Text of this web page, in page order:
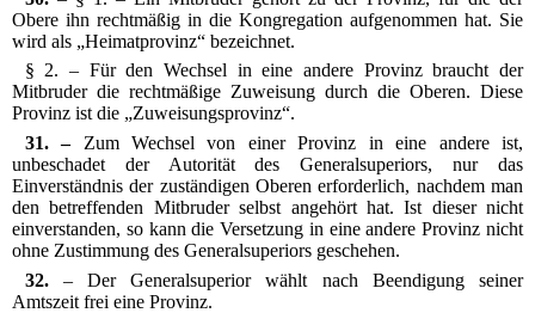
Obere ihn rechtmäßig in die Kongregation aufgenommen hat. Sie
wird als „Heimatprovinz“ bezeichnet.
§ 2. – Für den Wechsel in eine andere Provinz braucht der
Mitbruder die rechtmäßige Zuweisung durch die Oberen. Diese
Provinz ist die „Zuweisungsprovinz“.
31. – Zum Wechsel von einer Provinz in eine andere ist,
unbeschadet der Autorität des Generalsuperiors, nur das
Einverständnis der zuständigen Oberen erforderlich, nachdem man
den betreffenden Mitbruder selbst angehört hat. Ist dieser nicht
einverstanden, so kann die Versetzung in eine andere Provinz nicht
ohne Zustimmung des Generalsuperiors geschehen.
32. – Der Generalsuperior wählt nach Beendigung seiner
Amtszeit frei eine Provinz.